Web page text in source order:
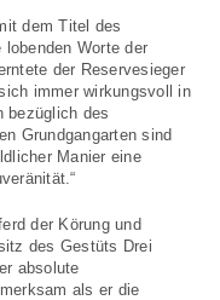
dem Titel des
Worte der
der Reservesieger
immer wirkungsvoll in
bezüglich des
Grundgangarten sind
Manier eine
der Körung und
des Gestüts Drei
absolute
als er die